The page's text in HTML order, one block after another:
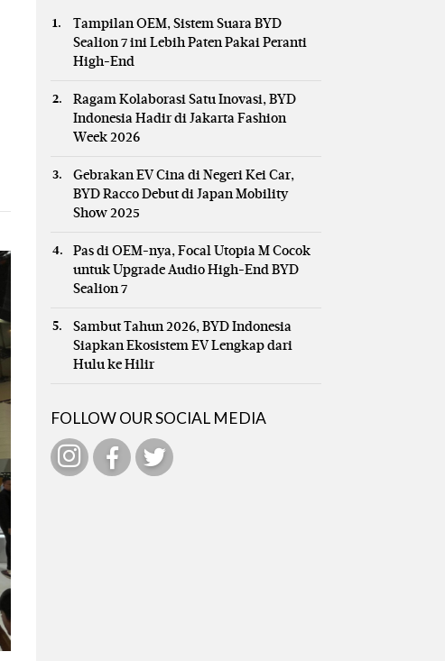
Tampilan OEM, Sistem Suara BYD
Sealion 7 ini Lebih Paten Pakai Peranti
High-End
Ragam Kolaborasi Satu Inovasi, BYD
Indonesia Hadir di Jakarta Fashion
Week 2026
Gebrakan EV Cina di Negeri Kei Car,
BYD Racco Debut di Japan Mobility
Show 2025
Pas di OEM-nya, Focal Utopia M Cocok
untuk Upgrade Audio High-End BYD
Sealion 7
Sambut Tahun 2026, BYD Indonesia
Siapkan Ekosistem EV Lengkap dari
Hulu ke Hilir
FOLLOW OUR SOCIAL MEDIA